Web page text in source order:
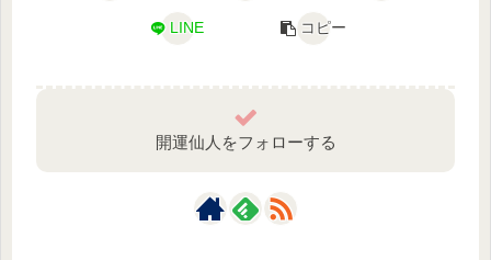
LINE コピー
開運仙人をフォローする